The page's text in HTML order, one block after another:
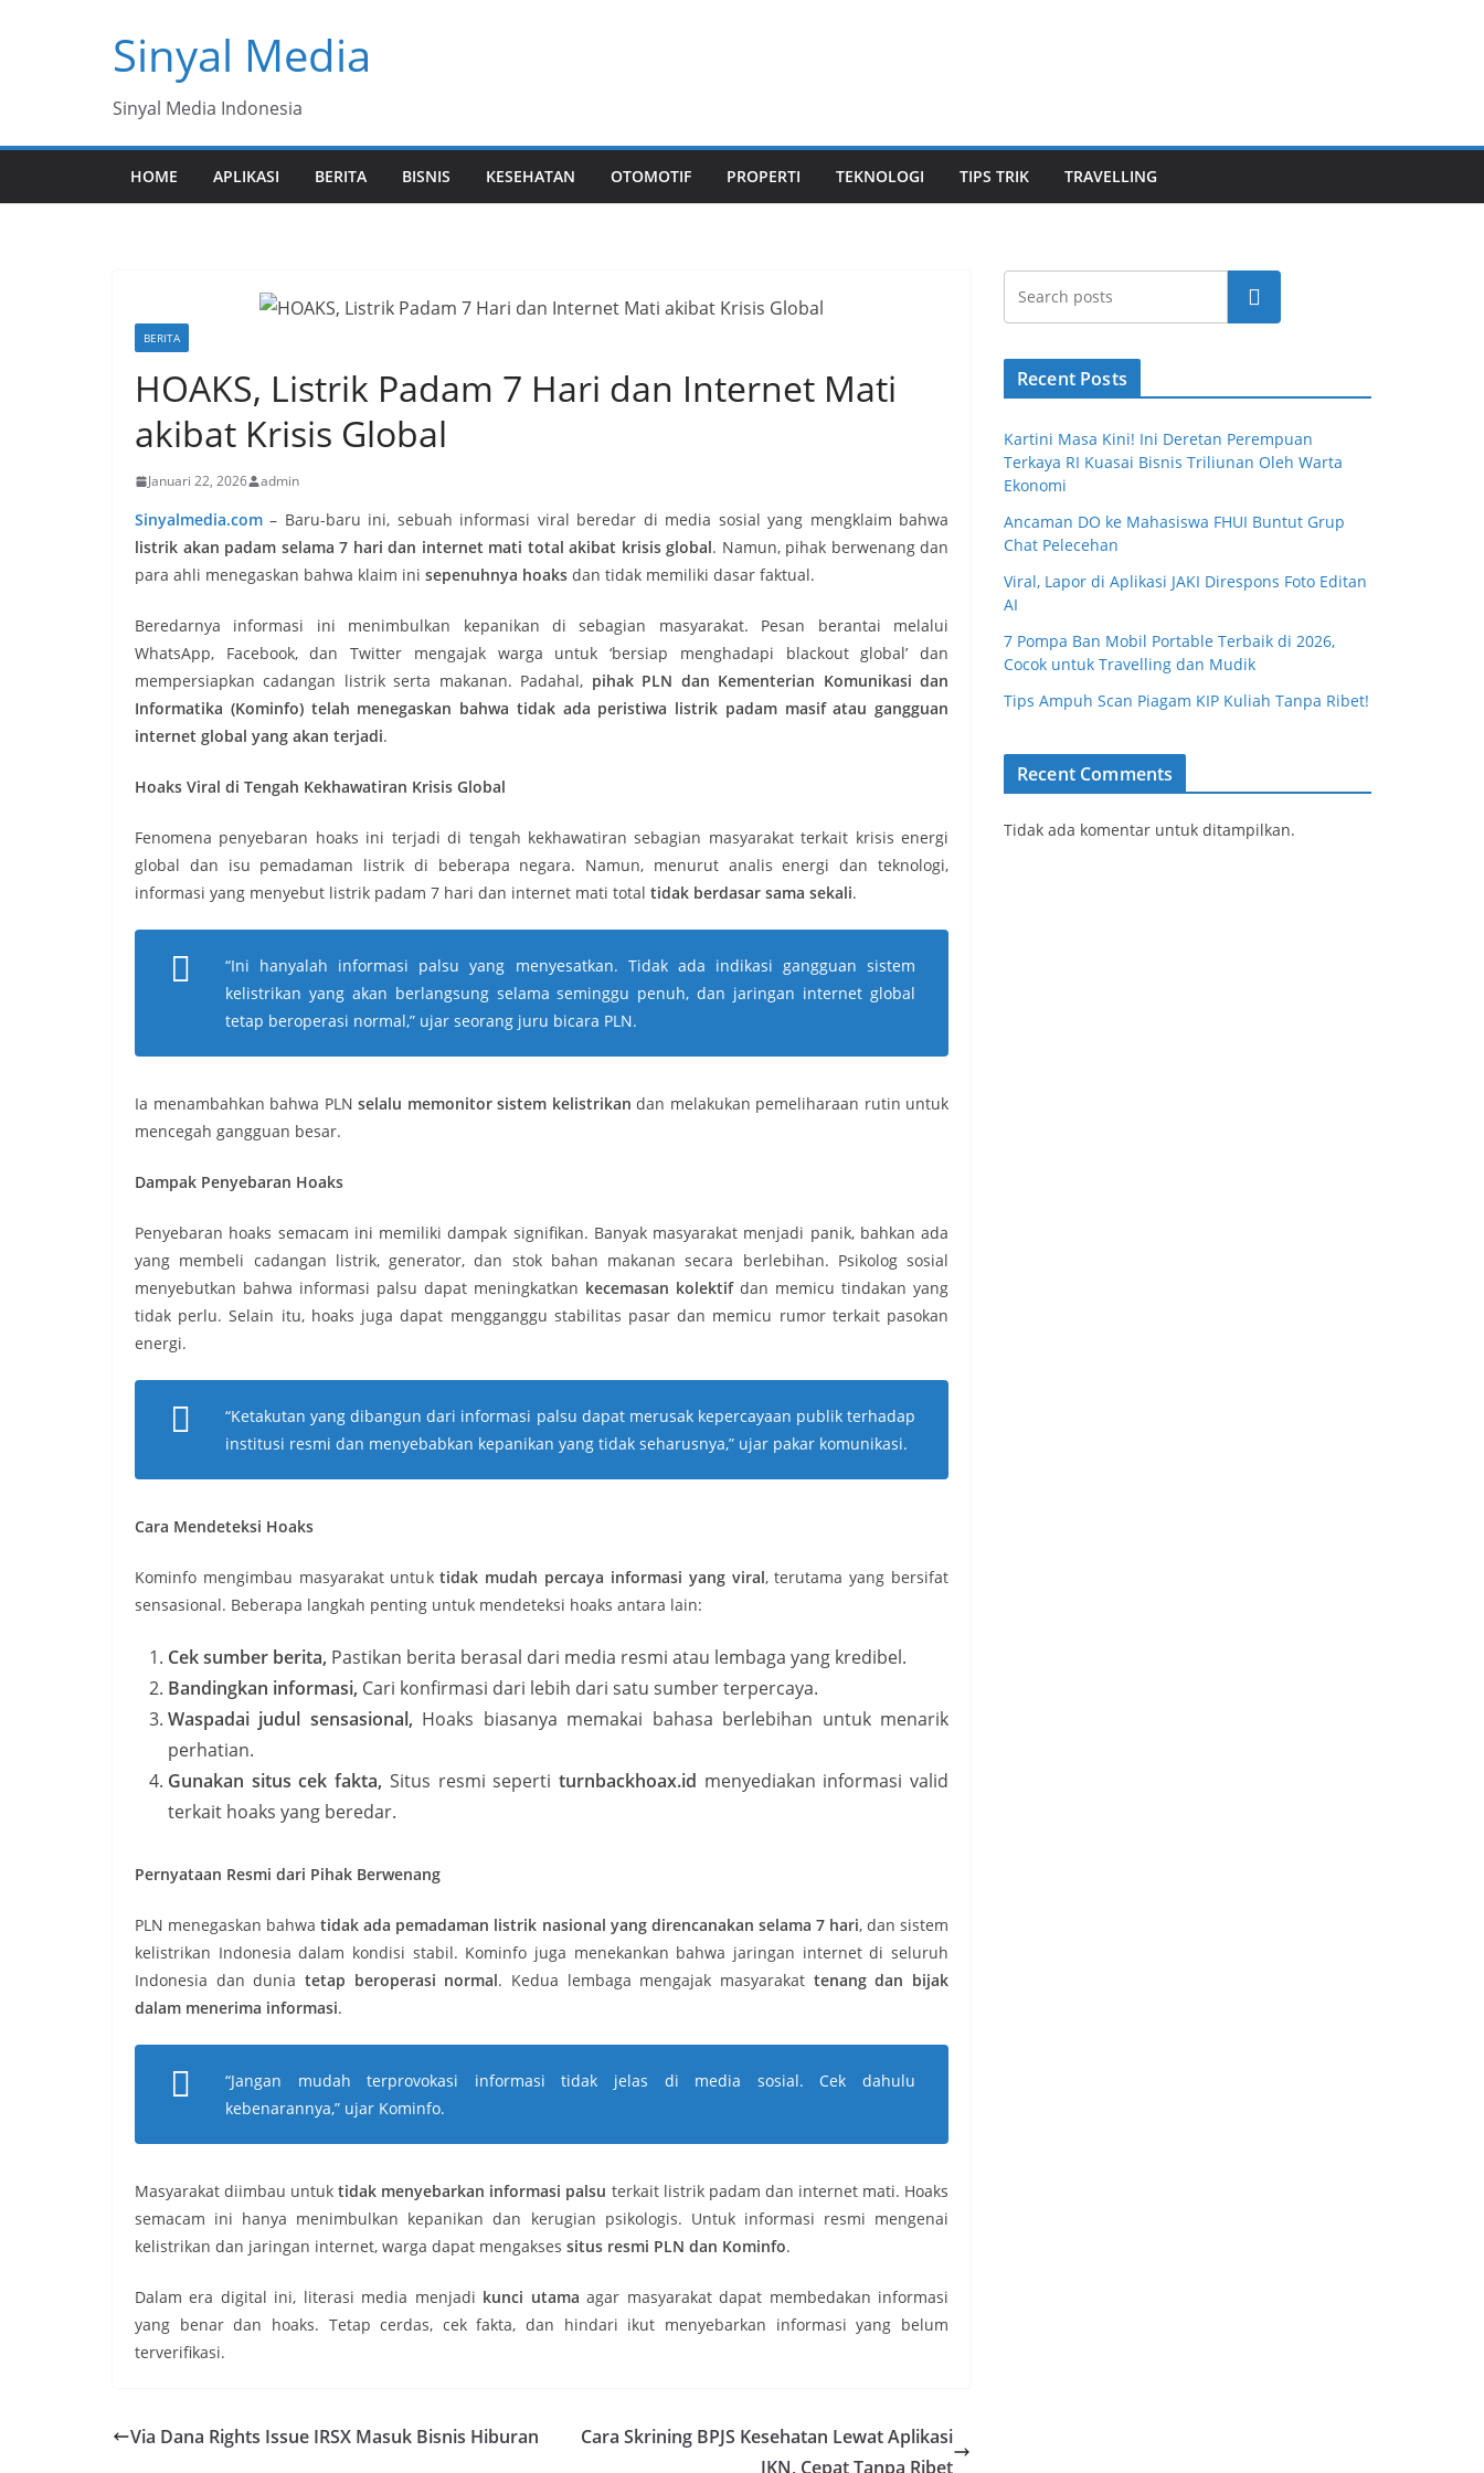
Sinyal Media
Sinyal Media Indonesia
HOME APLIKASI BERITA BISNIS KESEHATAN OTOMOTIF PROPERTI TEKNOLOGI TIPS TRIK TRAVELLING
BERITA
HOAKS, Listrik Padam 7 Hari dan Internet Mati
akibat Krisis Global
Januari 22, 2026 admin
Sinyalmedia.com – Baru-baru ini, sebuah informasi viral beredar di media sosial yang mengklaim bahwa
listrik akan padam selama 7 hari dan internet mati total akibat krisis global. Namun, pihak berwenang dan
para ahli menegaskan bahwa klaim ini sepenuhnya hoaks dan tidak memiliki dasar faktual.
Beredarnya informasi ini menimbulkan kepanikan di sebagian masyarakat. Pesan berantai melalui
WhatsApp, Facebook, dan Twitter mengajak warga untuk ‘bersiap menghadapi blackout global’ dan
mempersiapkan cadangan listrik serta makanan. Padahal, pihak PLN dan Kementerian Komunikasi dan
Informatika (Kominfo) telah menegaskan bahwa tidak ada peristiwa listrik padam masif atau gangguan
internet global yang akan terjadi.
Hoaks Viral di Tengah Kekhawatiran Krisis Global
Fenomena penyebaran hoaks ini terjadi di tengah kekhawatiran sebagian masyarakat terkait krisis energi
global dan isu pemadaman listrik di beberapa negara. Namun, menurut analis energi dan teknologi,
informasi yang menyebut listrik padam 7 hari dan internet mati total tidak berdasar sama sekali.
“Ini hanyalah informasi palsu yang menyesatkan. Tidak ada indikasi gangguan sistem
kelistrikan yang akan berlangsung selama seminggu penuh, dan jaringan internet global
tetap beroperasi normal,” ujar seorang juru bicara PLN.
Ia menambahkan bahwa PLN selalu memonitor sistem kelistrikan dan melakukan pemeliharaan rutin untuk
mencegah gangguan besar.
Dampak Penyebaran Hoaks
Penyebaran hoaks semacam ini memiliki dampak signifikan. Banyak masyarakat menjadi panik, bahkan ada
yang membeli cadangan listrik, generator, dan stok bahan makanan secara berlebihan. Psikolog sosial
menyebutkan bahwa informasi palsu dapat meningkatkan kecemasan kolektifdan memicu tindakan yang
tidak perlu. Selain itu, hoaks juga dapat mengganggu stabilitas pasar dan memicu rumor terkait pasokan
energi.
“Ketakutan yang dibangun dari informasi palsu dapat merusak kepercayaan publik terhadap
institusi resmi dan menyebabkan kepanikan yang tidak seharusnya,” ujar pakar komunikasi.
Cara Mendeteksi Hoaks
Kominfo mengimbau masyarakat untuktidak mudah percaya informasi yang viral, terutama yang bersifat
sensasional. Beberapa langkah penting untuk mendeteksi hoaks antara lain:
Cek sumber berita, Pastikan berita berasal dari media resmi atau lembaga yang kredibel.
Bandingkan informasi, Cari konfirmasi dari lebih dari satu sumber terpercaya.
Waspadai judul sensasional, Hoaks biasanya memakai bahasa berlebihan untuk menarik
perhatian.
Gunakan situs cek fakta, Situs resmi seperti turnbackhoax.id menyediakan informasi valid
terkait hoaks yang beredar.
Pernyataan Resmi dari Pihak Berwenang
PLN menegaskan bahwatidak ada pemadaman listrik nasional yang direncanakan selama 7 hari, dan sistem
kelistrikan Indonesia dalam kondisi stabil. Kominfo juga menekankan bahwa jaringan internet di seluruh
Indonesia dan dunia tetap beroperasi normal. Kedua lembaga mengajak masyarakat tenang dan bijak
dalam menerima informasi.
“Jangan mudah terprovokasi informasi tidak jelas di media sosial. Cek dahulu
kebenarannya,” ujar Kominfo.
Masyarakat diimbau untuktidak menyebarkan informasi palsu terkait listrik padam dan internet mati. Hoaks
semacam ini hanya menimbulkan kepanikan dan kerugian psikologis. Untuk informasi resmi mengenai
kelistrikan dan jaringan internet, warga dapat mengakses situs resmi PLN dan Kominfo.
Dalam era digital ini, literasi media menjadi kunci utama agar masyarakat dapat membedakan informasi
yang benar dan hoaks. Tetap cerdas, cek fakta, dan hindari ikut menyebarkan informasi yang belum
terverifikasi.
Via Dana Rights Issue IRSX Masuk Bisnis Hiburan
Cara Skrining BPJS Kesehatan Lewat Aplikasi
JKN, Cepat Tanpa Ribet
Cari
Recent Posts
Kartini Masa Kini! Ini Deretan Perempuan
Terkaya RI Kuasai Bisnis Triliunan Oleh Warta
Ekonomi
Ancaman DO ke Mahasiswa FHUI Buntut Grup
Chat Pelecehan
Viral, Lapor di Aplikasi JAKI Direspons Foto Editan
AI
7 Pompa Ban Mobil Portable Terbaik di 2026,
Cocok untuk Travelling dan Mudik
Tips Ampuh Scan Piagam KIP Kuliah Tanpa Ribet!
Recent Comments
Tidak ada komentar untuk ditampilkan.